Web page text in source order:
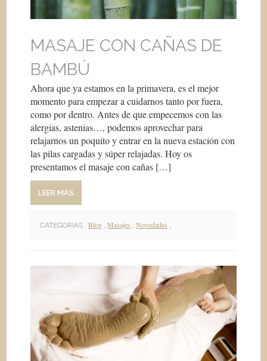
MASAJE CON CAÑAS DE
BAMBÚ
Ahora que ya estamos en la primavera, es el mejor
momento para empezar a cuidarnos tanto por fuera,
como por dentro. Antes de que empecemos con las
alergias, astenias…, podemos aprovechar para
relajarnos un poquito y entrar en la nueva estación con
las pilas cargadas y súper relajadas. Hoy os
presentamos el masaje con cañas […]
LEER MÁS
CATEGORIAS : Blog ,Masajes ,Novedades